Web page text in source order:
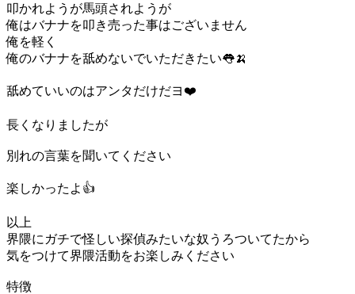
叩かれようが馬頭されようが
俺はバナナを叩き売った事はございません
俺を軽く
俺のバナナを舐めないでいただきたい👅🍌
舐めていいのはアンタだけだヨ❤️
長くなりましたが
別れの言葉を聞いてください
楽しかったよ👍
以上
界隈にガチで怪しい探偵みたいな奴うろついてたから
気をつけて界隈活動をお楽しみください
特徴